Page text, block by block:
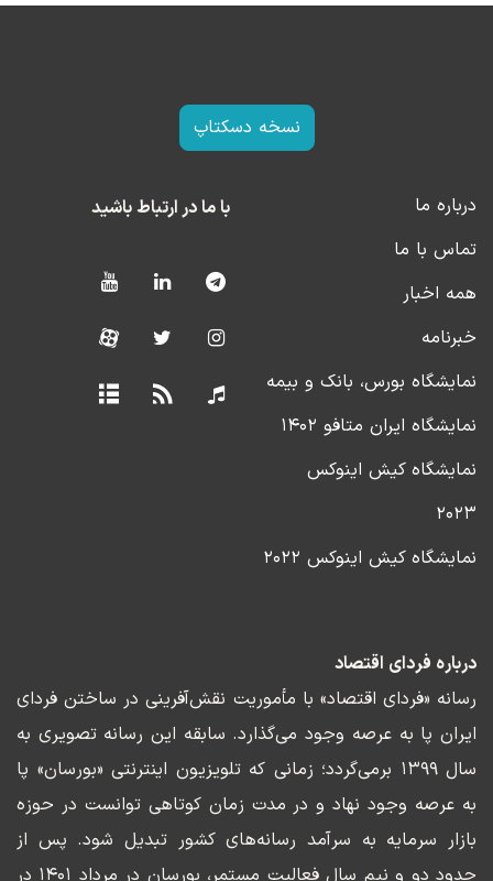
نسخه دسکتاپ
درباره ما
تماس با ما
همه اخبار
خبرنامه
نمایشگاه بورس، بانک و بیمه
نمایشگاه ایران متافو ۱۴۰۲
نمایشگاه کیش اینوکس
۲۰۲۳
نمایشگاه کیش اینوکس ۲۰۲۲
با ما در ارتباط باشید
درباره فردای اقتصاد
رسانه «فردای اقتصاد» با مأموریت نقش‌آفرینی در ساختن فردای
ایران پا به عرصه وجود می‌گذارد. سابقه این رسانه تصویری به
سال ۱۳۹۹ برمی‌گردد؛ زمانی که تلویزیون اینترنتی «بورسان» پا
به عرصه وجود نهاد و در مدت زمان کوتاهی توانست در حوزه
بازار سرمایه به سرآمد رسانه‌های کشور تبدیل شود. پس از
حدود دو و نیم سال فعالیت مستمر، بورسان در مرداد ۱۴۰۱ در